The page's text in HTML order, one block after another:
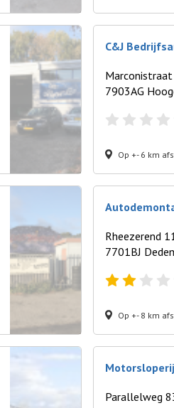
C&J
7903AG
Op +- 6 km
Rheezerend
7701BJ
Op +- 8 km
Parallelweg